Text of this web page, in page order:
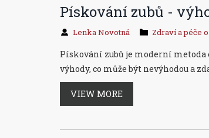
Pískování zubů -
Lenka Novotná Zdraví a péče
Pískování zubů je moderní
výhody, co může být nevýhodou a
VIEW MORE